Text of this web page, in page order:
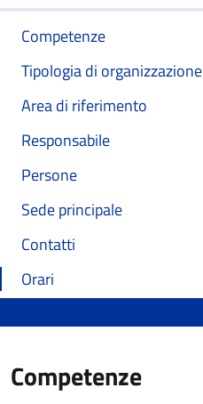
Competenze
Tipologia di organizzazione
Area di riferimento
Responsabile
Persone
Sede principale
Contatti
Orari
Competenze